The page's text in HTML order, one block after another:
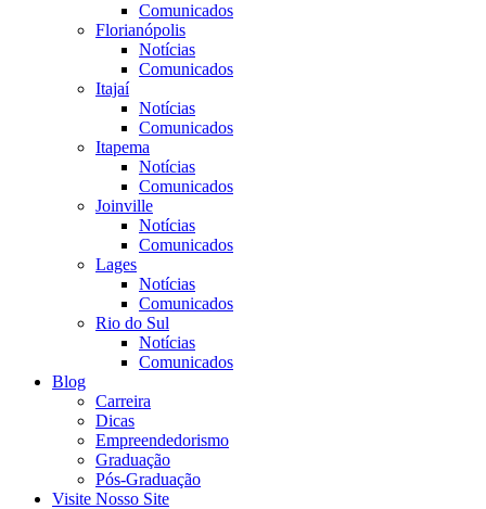
Comunicados
Florianópolis
Notícias
Comunicados
Itajaí
Notícias
Comunicados
Itapema
Notícias
Comunicados
Joinville
Notícias
Comunicados
Lages
Notícias
Comunicados
Rio do Sul
Notícias
Comunicados
Blog
Carreira
Dicas
Empreendedorismo
Graduação
Pós-Graduação
Visite Nosso Site